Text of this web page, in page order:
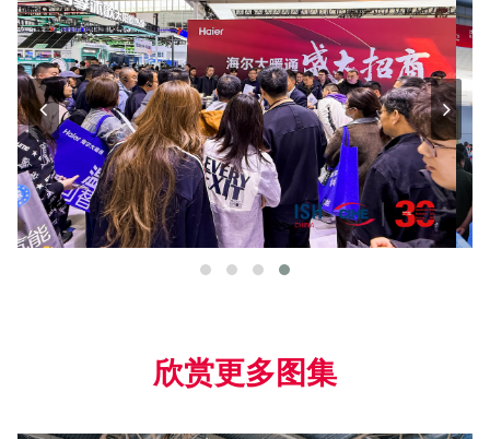
欣赏更多图集